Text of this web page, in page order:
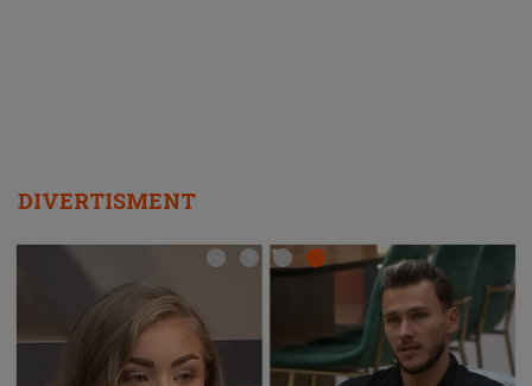
DIVERTISMENT